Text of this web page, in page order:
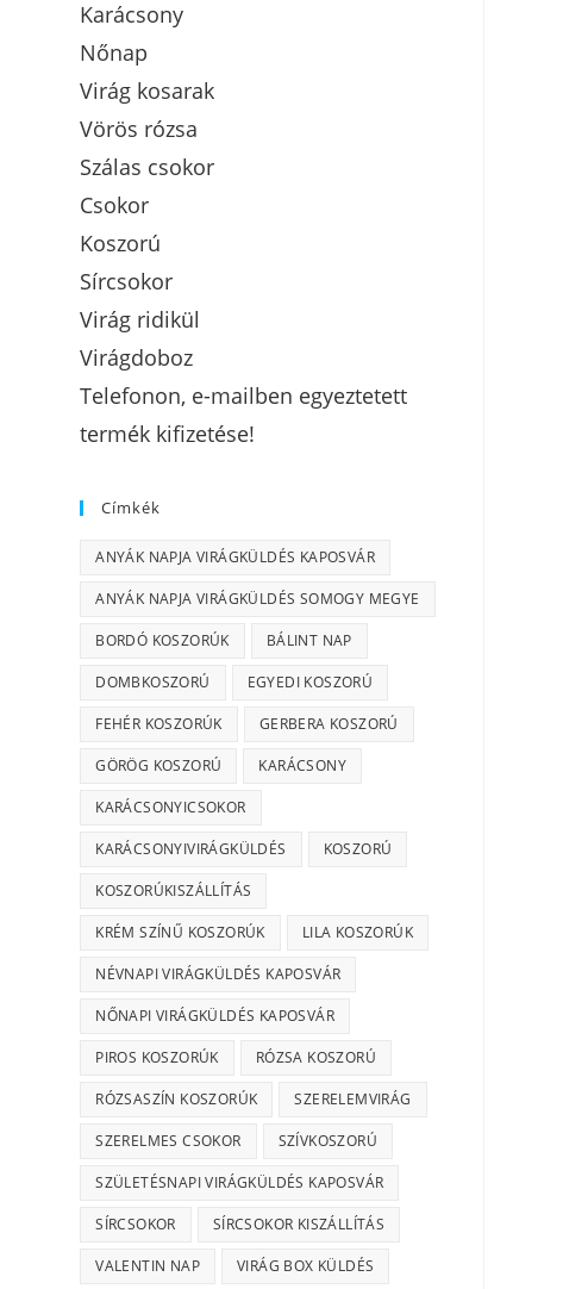
Karácsony
Nőnap
Virág kosarak
Vörös rózsa
Szálas csokor
Csokor
Koszorú
Sírcsokor
Virág ridikül
Virágdoboz
Telefonon, e-mailben egyeztetett
termék kifizetése!
Címkék
ANYÁK NAPJA VIRÁGKÜLDÉS KAPOSVÁR
ANYÁK NAPJA VIRÁGKÜLDÉS SOMOGY MEGYE
BORDÓ KOSZORÚK BÁLINT NAP
DOMBKOSZORÚ EGYEDI KOSZORÚ
FEHÉR KOSZORÚK GERBERA KOSZORÚ
GÖRÖG KOSZORÚ KARÁCSONY
KARÁCSONYICSOKOR
KARÁCSONYIVIRÁGKÜLDÉS KOSZORÚ
KOSZORÚKISZÁLLÍTÁS
KRÉM SZÍNŰ KOSZORÚK LILA KOSZORÚK
NÉVNAPI VIRÁGKÜLDÉS KAPOSVÁR
NŐNAPI VIRÁGKÜLDÉS KAPOSVÁR
PIROS KOSZORÚK RÓZSA KOSZORÚ
RÓZSASZÍN KOSZORÚK SZERELEMVIRÁG
SZERELMES CSOKOR SZÍVKOSZORÚ
SZÜLETÉSNAPI VIRÁGKÜLDÉS KAPOSVÁR
SÍRCSOKOR SÍRCSOKOR KISZÁLLÍTÁS
VALENTIN NAP VIRÁG BOX KÜLDÉS